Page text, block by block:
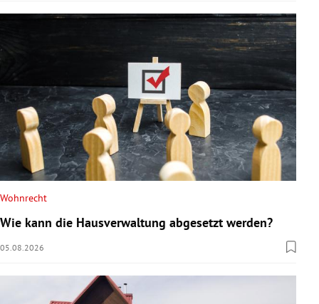
Wohnrecht
Wie kann die Hausverwaltung abgesetzt werden?
05.08.2026